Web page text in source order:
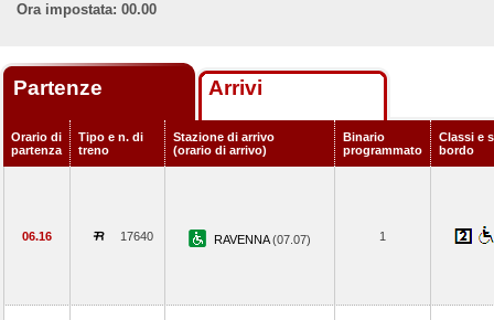
Ora impostata: 00.00
Partenze Arrivi
Orario di
partenza
Tipo e n. di
treno
Stazione di arrivo
(orario di arrivo)
Binario
programmato
Classi e
bordo
06.16 17640 RAVENNA(07.07) 1